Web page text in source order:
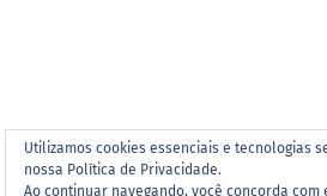
Utilizamos cookies essenciais e tecnologias
nossa Política de Privacidade.
Ao continuar navegando, você concorda